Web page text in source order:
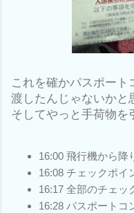
これを確かパスポー
渡したんじゃないかと
そしてやっと手荷物を
16:00 飛行機から降
16:08 チェックポイ
16:17 全部のチェッ
16:28 パスポートコ